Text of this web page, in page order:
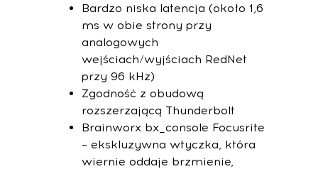
Bardzo niska latencja (około 1,6
ms w obie strony przy
analogowych
wejściach/wyjściach RedNet
przy 96 kHz)
Zgodność z obudową
rozszerzającą Thunderbolt
Brainworx bx_console Focusrite
– ekskluzywna wtyczka, która
wiernie oddaje brzmienie,